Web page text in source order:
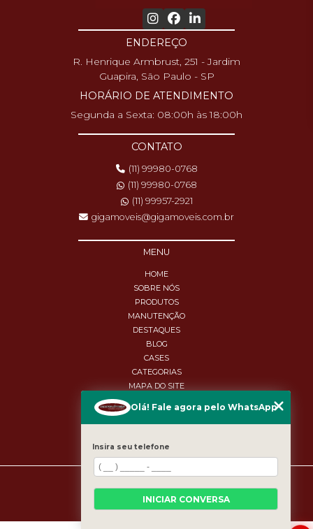
ENDEREÇO
R. Henrique Armbrust, 251 - Jardim
Guapira, São Paulo - SP
HORÁRIO DE ATENDIMENTO
Segunda a Sexta: 08:00h às 18:00h
CONTATO
(11) 99980-0768
(11) 99980-0768
(11) 99957-2921
gigamoveis@gigamoveis.com.br
MENU
HOME
SOBRE NÓS
PRODUTOS
MANUTENÇÃO
DESTAQUES
BLOG
CASES
CATEGORIAS
MAPA DO SITE
Copyright © GigaMóveis. (Lei 9610 de 19/02/1998)
W3C
Olá! Fale agora pelo WhatsApp
Insira seu telefone
INICIAR CONVERSA